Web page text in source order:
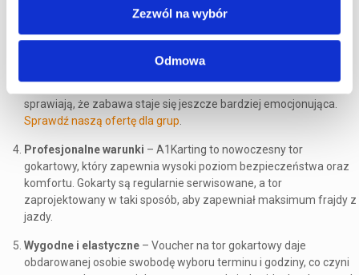
Zezwól na wybór
Odmowa
się bezpieczną i ekscytującą jazdą. Ogromna flota gokartów
spalinowych i elektrycznych. U nas każdy znajdzie coś dla siebie.
– Gokarty to doskonała okazja, by
sprawiają, że zabawa staje się jeszcze bardziej emocjonująca.
Sprawdź naszą ofertę dla grup
Profesjonalne warunki – A1Karting to nowoczesny tor
gokartowy, który zapewnia wysoki poziom bezpieczeństwa oraz
komfortu. Gokarty są regularnie serwisowane, a tor
zaprojektowany w taki sposób, aby zapewniał maksimum frajdy z
jazdy.
Wygodne i elastyczne – Voucher na tor gokartowy daje
obdarowanej osobie swobodę wyboru terminu i godziny, co czyni